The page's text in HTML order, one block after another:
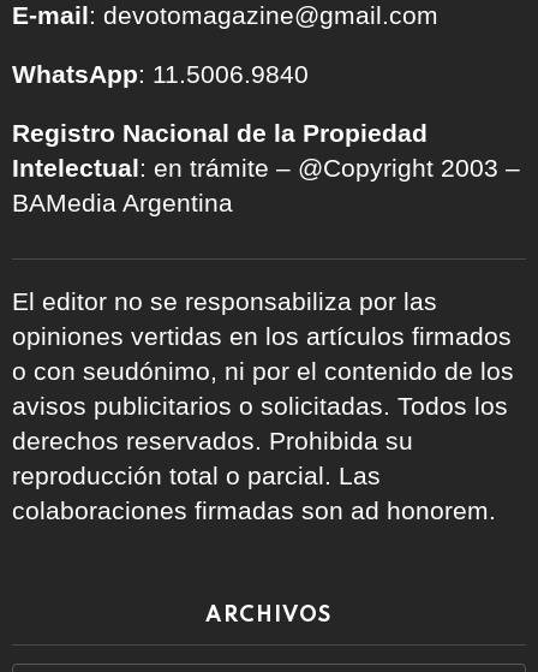
E-mail: devotomagazine@gmail.com
WhatsApp: 11.5006.9840
Registro Nacional de la Propiedad
Intelectual: en trámite – @Copyright 2003 –
BAMedia Argentina
El editor no se responsabiliza por las
opiniones vertidas en los artículos firmados
o con seudónimo, ni por el contenido de los
avisos publicitarios o solicitadas. Todos los
derechos reservados. Prohibida su
reproducción total o parcial. Las
colaboraciones firmadas son ad honorem.
ARCHIVOS